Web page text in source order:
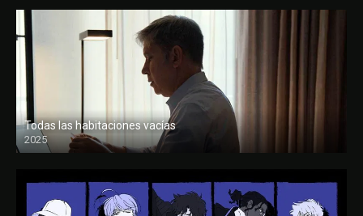
Todas las habitaciones vacías
2025
FULL HD